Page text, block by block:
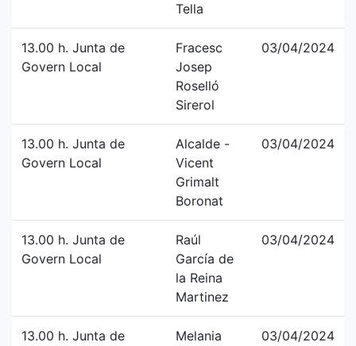
Tella
13.00 h. Junta de
Govern Local
Fracesc
Josep
Roselló
Sirerol
03/04/2024
13.00 h. Junta de
Govern Local
Alcalde -
Vicent
Grimalt
Boronat
03/04/2024
13.00 h. Junta de
Govern Local
Raúl
García de
la Reina
Martinez
03/04/2024
13.00 h. Junta de
Melania
03/04/2024